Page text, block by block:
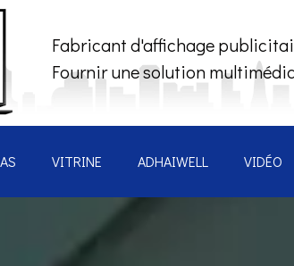
Fabricant d'affichage
Fournir une solution
VITRINE ADHAIWELL VIDÉO